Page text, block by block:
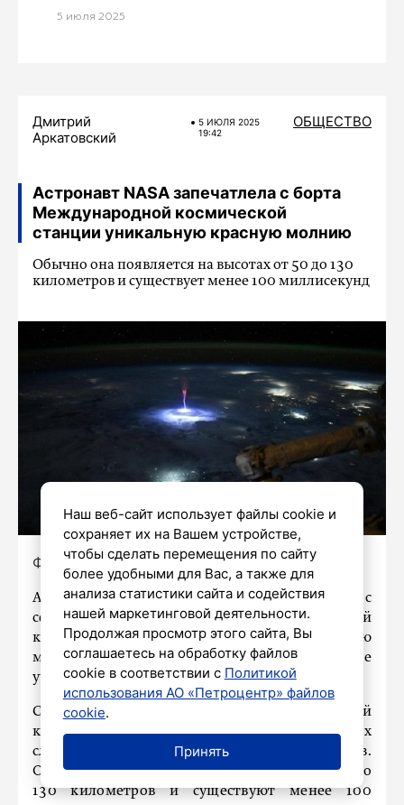
5 июля 2025
Дмитрий
Аркатовский
5 ИЮЛЯ 2025
19:42
ОБЩЕСТВО
Астронавт NASA запечатлела с борта
Международной космической
станции уникальную красную молнию
Обычно она появляется на высотах от 50 до 130
километров и существует менее 100 миллисекунд
Фото: соцсети
Астронавт NASA Николь Айерс
сфотографировала с борта Международной
космической станции уникальную красную
молнию, или спрайт, как называют это явление
учёные.
Спрайты представляют собой
кратковременные световые разряды в верхних
слоях атмосферы, возникающие во время гроз.
Обычно они появляются на высотах от 50 до
130 километров и существуют менее 100
Наш веб-сайт использует файлы cookie и
сохраняет их на Вашем устройстве,
чтобы сделать перемещения по сайту
более удобными для Вас, а также для
анализа статистики сайта и содействия
нашей маркетинговой деятельности.
Продолжая просмотр этого сайта, Вы
соглашаетесь на обработку файлов
cookie в соответствии с Политикой
использования АО «Петроцентр» файлов
cookie.
Принять